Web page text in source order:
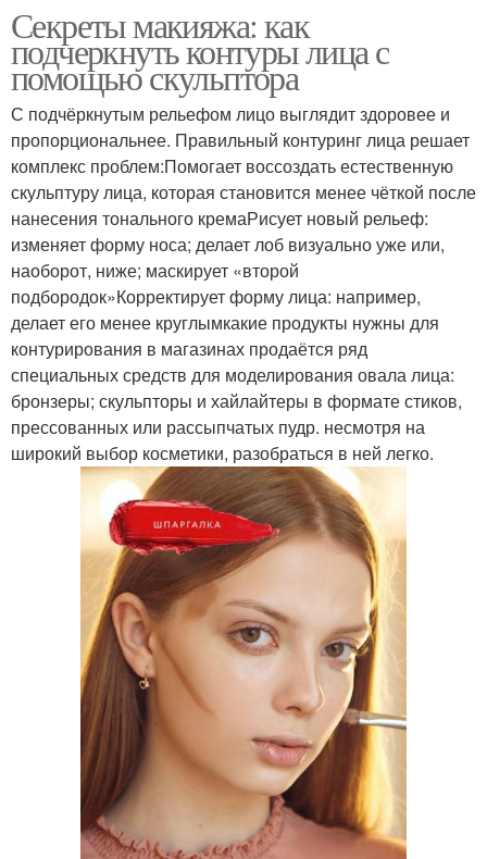
Секреты макияжа: как
подчеркнуть контуры лица с
помощью скульптора
С подчёркнутым рельефом лицо выглядит здоровее и
пропорциональнее. Правильный контуринг лица решает
комплекс проблем:Помогает воссоздать естественную
скульптуру лица, которая становится менее чёткой после
нанесения тонального кремаРисует новый рельеф:
изменяет форму носа; делает лоб визуально уже или,
наоборот, ниже; маскирует «второй
подбородок»Корректирует форму лица: например,
делает его менее круглымкакие продукты нужны для
контурирования в магазинах продаётся ряд
специальных средств для моделирования овала лица:
бронзеры; скульпторы и хайлайтеры в формате стиков,
прессованных или рассыпчатых пудр. несмотря на
широкий выбор косметики, разобраться в ней легко.